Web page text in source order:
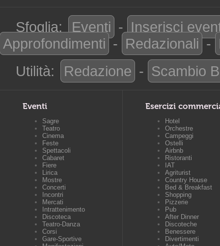
Sfoglia: Eventi - Inserisci
Approfondimenti - Redazionali -
Utilità:
Redazione - Scambio
Eventi
Sagre
Teatro
Cinema
Feste
Spettacoli
Cabaret
Fiere
Lirica
Mostre
Concerti
Incontri
Mercati
Intrattenimento
Discoteca
Teatro-Danza
Corsi
Gare-Sportive
Esercizi
Hotel
Orchestre
Campeggi
Ostelli
Airbnb
Ristoranti
IAT
Agriturist
Country House
Bed & Breakfast
Shopping
Pizzerie
Pub
After Dinner
Discoteche
Benessere
Divertimenti